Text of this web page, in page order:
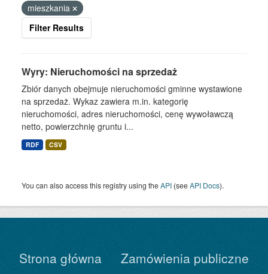
mieszkania
Filter Results
Wyry: Nieruchomości na sprzedaż
Zbiór danych obejmuje nieruchomości gminne wystawione
na sprzedaż. Wykaz zawiera m.in. kategorię
nieruchomości, adres nieruchomości, cenę wywoławczą
netto, powierzchnię gruntu i...
RDF CSV
You can also access this registry using theAPI (seeAPI Docs).
Strona główna Zamówienia publiczne